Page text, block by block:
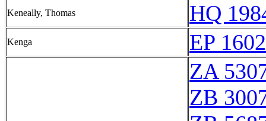
Keneally, Thomas HQ
Kenga
EP
ZA
ZB